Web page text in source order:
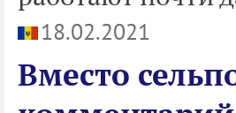
18.02.2021
Вместо